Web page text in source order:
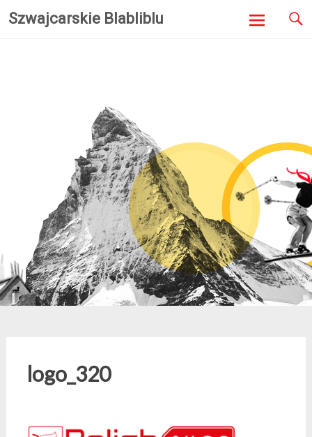
Szwajcarskie Blabliblu
logo_320